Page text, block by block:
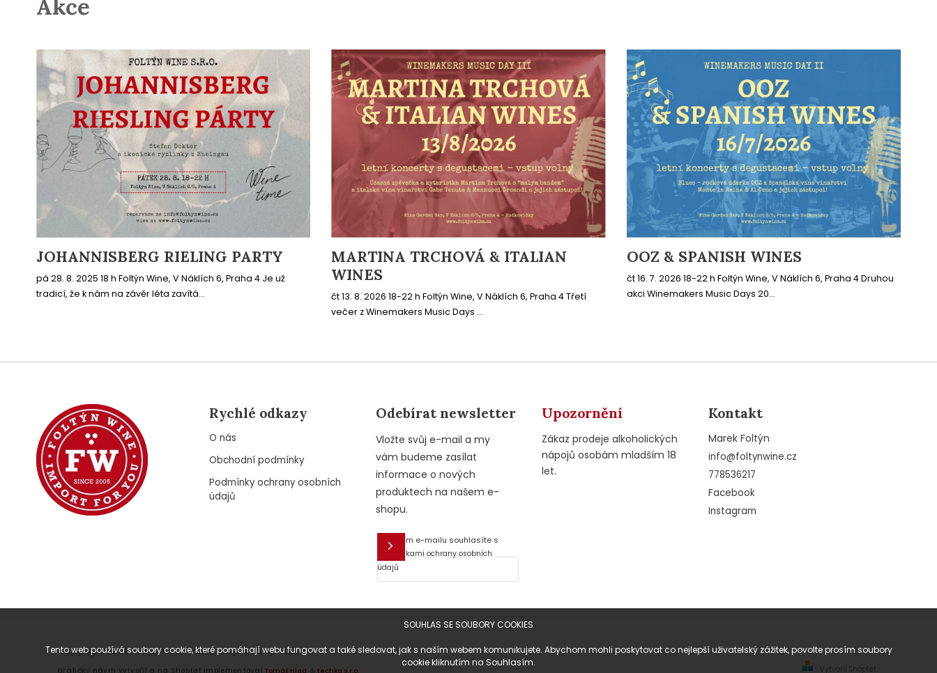
SOUHLAS SE SOUBORY COOKIES
Tento web používá soubory cookie, které pomáhají webu fungovat a také sledovat, jak s naším webem komunikujete. Abychom mohli poskytovat co nejlepší uživatelský zážitek, povolte prosím soubory
cookie kliknutím na Souhlasím.
Akce
JOHANNISBERG RIELING PARTY
pá 28. 8. 2025 18 h Foltýn Wine, V Náklích 6, Praha 4 Je už
tradicí, že k nám na závěr léta zavítá...
MARTINA TRCHOVÁ & ITALIAN
WINES
čt 13. 8. 2026 18-22 h Foltýn Wine, V Náklích 6, Praha 4 Třetí
večer z Winemakers Music Days ...
OOZ & SPANISH WINES
čt 16. 7. 2026 18-22 h Foltýn Wine, V Náklích 6, Praha 4 Druhou
akci Winemakers Music Days 20...
Rychlé odkazy
O nás
Obchodní podmínky
Podmínky ochrany osobních
údajů
Odebírat newsletter
Vložte svůj e-mail a my
vám budeme zasílat
informace o nových
produktech na našem e-
shopu.
E-mail
Vložením e-mailu souhlasíte s
podmínkami ochrany osobních
údajů
Upozornění
Zákaz prodeje alkoholických
nápojů osobám mladším 18
let.
Kontakt
Marek Foltýn
info@foltynwine.cz
778536217
Facebook
Instagram
Vytvořil Shoptet
Copyright 2026Foltýn Wine. Všechna práva vyhrazena.
Grafický návrh vytvořil a na Shoptet implementovalTomáš Hlad &techka s.r.o.